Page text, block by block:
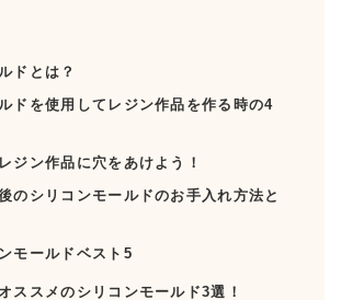
ドとは？
ドを使用してレジン作品を作る時の4
ジン作品に穴をあけよう！
のシリコンモールドのお手入れ方法と
モールドベスト5
ススメのシリコンモールド3選！